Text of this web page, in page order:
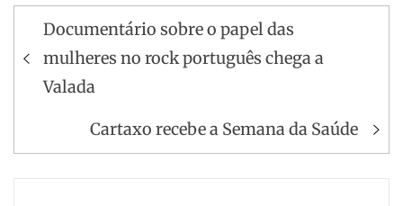
Navegação
de
artigos
Documentário sobre o papel das
mulheres no rock português chega a
Valada
Cartaxo recebe a Semana da Saúde